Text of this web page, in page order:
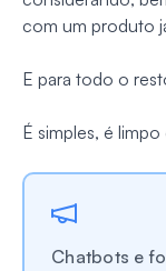
com um produto
E para todo o
É simples, é
Chatbots e